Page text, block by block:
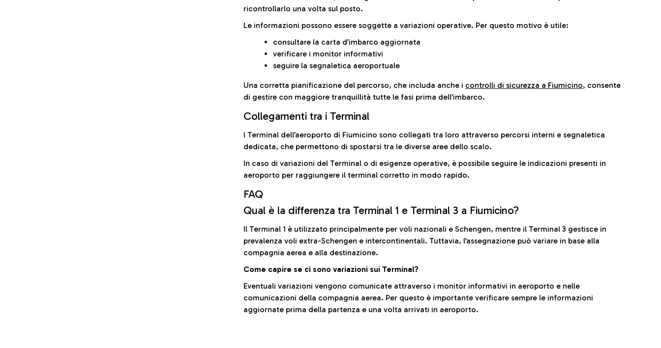
ricontrollarlo una volta sul posto.
Le informazioni possono essere soggette a variazioni operative. Per questo motivo è utile:
consultare la carta d’imbarco aggiornata
verificare i monitor informativi
seguire la segnaletica aeroportuale
Una corretta pianificazione del percorso, che includa anche i controlli di sicurezza a Fiumicino, consente
di gestire con maggiore tranquillità tutte le fasi prima dell’imbarco.
Collegamenti tra i Terminal
I Terminal dell’aeroporto di Fiumicino sono collegati tra loro attraverso percorsi interni e segnaletica
dedicata, che permettono di spostarsi tra le diverse aree dello scalo.
In caso di variazioni del Terminal o di esigenze operative, è possibile seguire le indicazioni presenti in
aeroporto per raggiungere il terminal corretto in modo rapido.
FAQ
Qual è la differenza tra Terminal 1 e Terminal 3 a Fiumicino?
Il Terminal 1 è utilizzato principalmente per voli nazionali e Schengen, mentre il Terminal 3 gestisce in
prevalenza voli extra-Schengen e intercontinentali. Tuttavia, l’assegnazione può variare in base alla
compagnia aerea e alla destinazione.
Come capire se ci sono variazioni sui Terminal?
Eventuali variazioni vengono comunicate attraverso i monitor informativi in aeroporto e nelle
comunicazioni della compagnia aerea. Per questo è importante verificare sempre le informazioni
aggiornate prima della partenza e una volta arrivati in aeroporto.